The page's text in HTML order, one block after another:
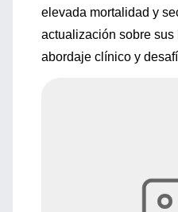
elevada mortalidad y
actualización sobre
abordaje clínico y